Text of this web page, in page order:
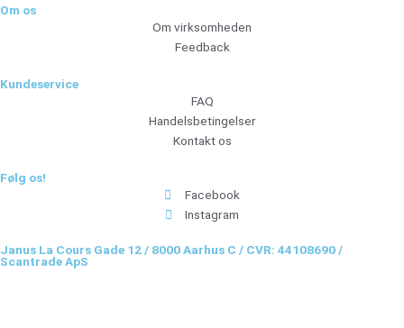
Om os
Om virksomheden
Feedback
Kundeservice
FAQ
Handelsbetingelser
Kontakt os
Følg os!
Facebook
Instagram
Janus La Cours Gade 12 / 8000 Aarhus C / CVR: 44108690 /
Scantrade ApS